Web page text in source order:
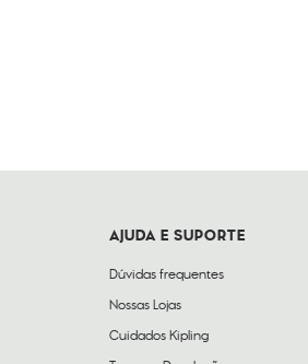
AJUDA E SUPORTE
Dúvidas frequentes
Nossas Lojas
Cuidados Kipling